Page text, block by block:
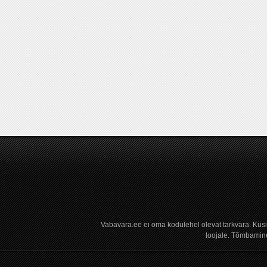
Vabavara.ee ei oma kodulehel olevat tarkvara.
loojale.